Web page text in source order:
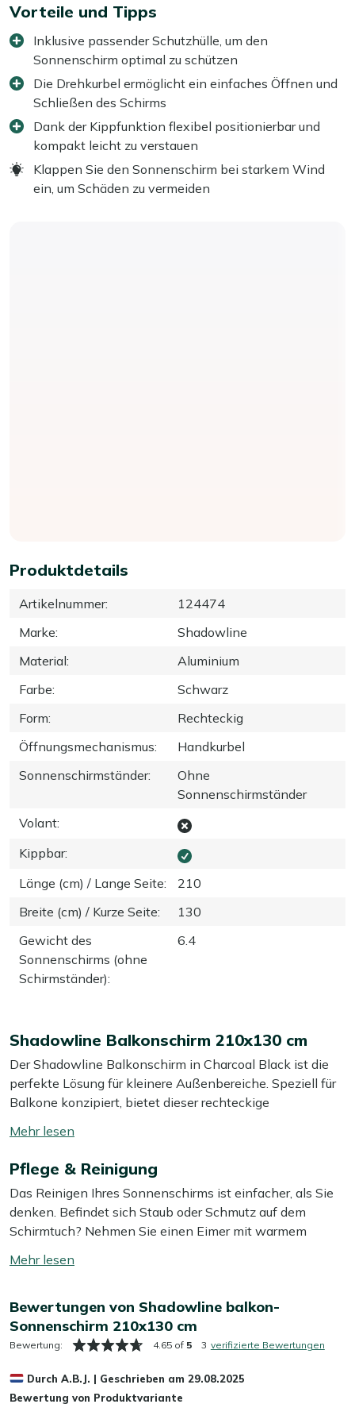
Produktdetails
Artikelnummer:
124474
Marke:
Shadowline
Material:
Aluminium
Farbe:
Schwarz
Form:
Rechteckig
Öffnungsmechanismus:
Handkurbel
Sonnenschirmständer:
Ohne
Sonnenschirmständer
Volant:
Kippbar:
Länge (cm) / Lange Seite:
210
Breite (cm) / Kurze Seite:
130
Gewicht des
Sonnenschirms (ohne
Schirmständer):
6.4
Vorteile und Tipps
Inklusive passender Schutzhülle, um den
Sonnenschirm optimal zu schützen
Die Drehkurbel ermöglicht ein einfaches Öffnen und
Schließen des Schirms
Dank der Kippfunktion flexibel positionierbar und
kompakt leicht zu verstauen
Klappen Sie den Sonnenschirm bei starkem Wind
ein, um Schäden zu vermeiden
Shadowline Balkonschirm 210x130 cm
Der Shadowline Balkonschirm in Charcoal Black ist die
perfekte Lösung für kleinere Außenbereiche. Speziell für
Balkone konzipiert, bietet dieser rechteckige
einzunehmen. Dank seines cleveren Designs lässt sich
der Schirm einfach aufstellen und sorgt dafür, dass Sie
auch an warmen Tagen komfortabel draußen sitzen
können. Mit diesem Balkonschirm genießen Sie den
Sommer in vollen Zügen!
Eigenschaften
sich mühelos öffnen und schließen, sodass Sie
jederzeit schnell für Schatten sorgen können.
Rechteckige Form:
Mit den Maßen 210 x 130 cm
Gartenmöbel-Gruppe mit 3 bis 4 Stühlen. Perfekt für
ein gemütliches Frühstück oder einen entspannten
umschalten
Pflege & Reinigung
Das Reinigen Ihres Sonnenschirms ist einfacher, als Sie
denken. Befindet sich Staub oder Schmutz auf dem
Schirmtuch? Nehmen Sie einen Eimer mit warmem
Sie das Tuch vorsichtig mit einem weichen Schwamm ab.
Seifenwasser reinigen.
Möchten Sie länger Freude an einem sauberen
unserem Kees Smit Textil & Rope Versiegler. Diese
Bewertungen von Shadowline balkon-
Sonnenschirm 210x130 cm
Bewertung: 4.65 of 5 3 verifizierte Bewertungen
Durch A.B.J. | Geschrieben am 29.08.2025
Bewertung von Produktvariante